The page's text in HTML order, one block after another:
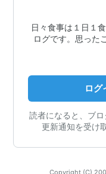
日々食事は１日１
ログです。思った
ログ
読者になると、ブロ
更新通知を受け
Copyright (C)